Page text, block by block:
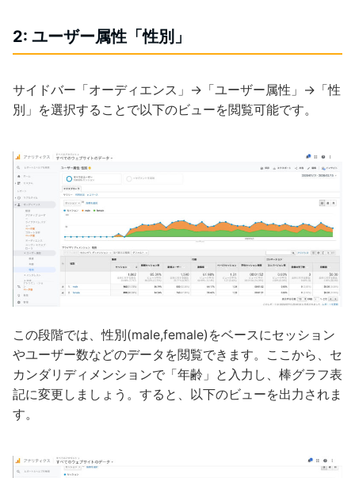
2: ユーザー属性「性別」
サイドバー「オーディエンス」→「ユーザー属性」→「性
別」を選択することで以下のビューを閲覧可能です。
この段階では、性別(male,female)をベースにセッション
やユーザー数などのデータを閲覧できます。ここから、セ
カンダリディメンションで「年齢」と入力し、棒グラフ表
記に変更しましょう。すると、以下のビューを出力されま
す。